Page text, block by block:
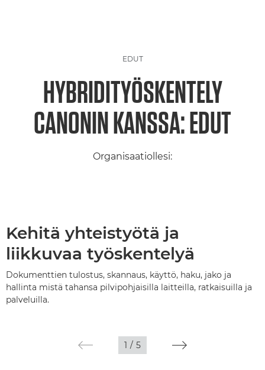
EDUT
HYBRIDITYÖSKENTELY
CANONIN KANSSA: EDUT
Organisaatiollesi:
Kehitä yhteistyötä ja
liikkuvaa työskentelyä
Dokumenttien tulostus, skannaus, käyttö, haku, jako ja
hallinta mistä tahansa pilvipohjaisilla laitteilla, ratkaisuilla ja
palveluilla.
1 / 5